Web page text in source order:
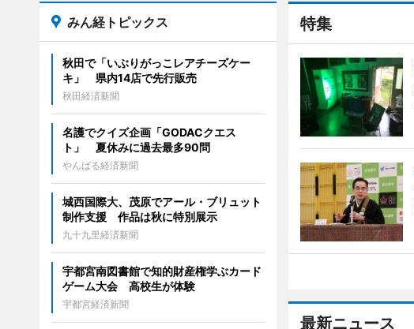
特集
最新ニュース
みん経トピックス
秋田で「いぶりがっこレアチーズケー
キ」 県内14店で先行販売
秋田経済新聞
名護でクイズ企画「GODACクエス
ト」 夏休みに過去最多90問
やんばる経済新聞
城西国際大、茂原でアール・ブリュット
制作支援 作品は秋に特別展示
九十九里経済新聞
宇都宮南図書館で知的財産権学ぶカード
ゲーム大会 高校生が体験
宇都宮経済新聞